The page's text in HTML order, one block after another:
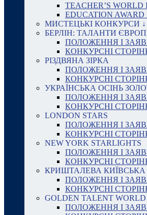
TEACHER’S WORLD
EDUCATION AWARD
МИСТЕЦЬКІ КОНКУРСИ ↓
БЕРЛІН: ТАЛАНТИ
ПОЛОЖЕННЯ І
КОНКУРСНІ
РІЗДВЯНА ЗІРКА
ПОЛОЖЕННЯ І
КОНКУРСНІ
УКРАЇНСЬКА ОСІНЬ
ПОЛОЖЕННЯ І
КОНКУРСНІ
LONDON STARS
ПОЛОЖЕННЯ І
КОНКУРСНІ
NEW YORK STARLIGHTS
ПОЛОЖЕННЯ І
КОНКУРСНІ
КРИШТАЛЕВА
ПОЛОЖЕННЯ І
КОНКУРСНІ
GOLDEN TALENT WORLD
ПОЛОЖЕННЯ І